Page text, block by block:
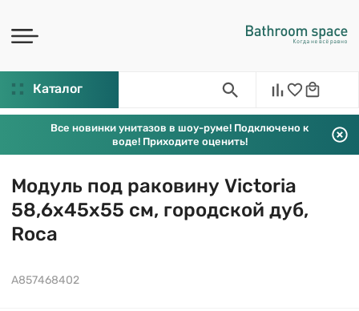
Каталог
Все новинки унитазов в шоу-руме! Подключено к
воде! Приходите оценить!
Модуль под раковину Victoria
58,6х45х55 см, городской дуб,
Roca
A857468402